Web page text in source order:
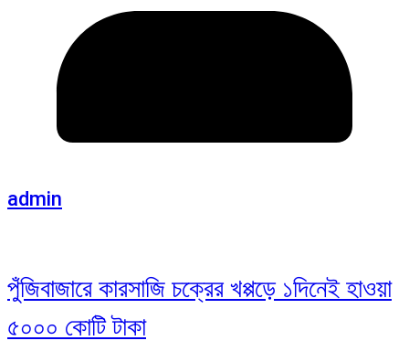
admin
পুঁজিবাজারে কারসাজি চক্রের খপ্পড়ে ১দিনেই হাওয়া
৫০০০ কোটি টাকা